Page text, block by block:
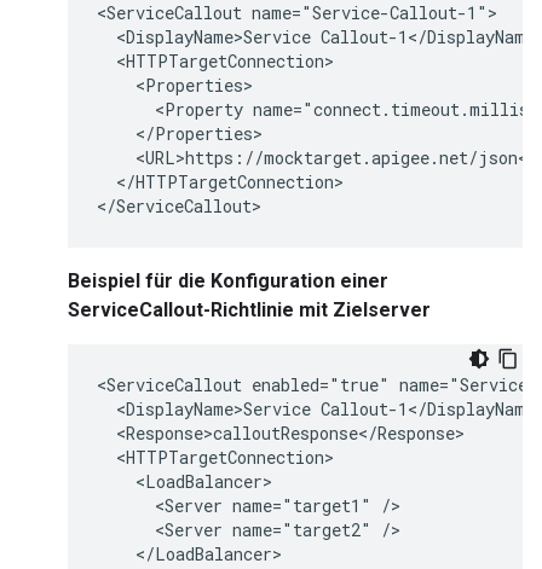
<ServiceCallout name="Service-Callout-1">
<DisplayName>Service Callout-1</
  <HTTPTargetConnection>
    <Properties>
<Property
    </Properties>
<URL>https://mocktarget.apigee.net/
  </HTTPTargetConnection>
</ServiceCallout>
Beispiel für die Konfiguration einer
ServiceCallout-Richtlinie mit Zielserver
<ServiceCallout enabled="true"
<DisplayName>Service Callout-1</
  <Response>calloutResponse</Response>
  <HTTPTargetConnection>
    <LoadBalancer>
      <Server name="target1" />
      <Server name="target2" />
    </LoadBalancer>